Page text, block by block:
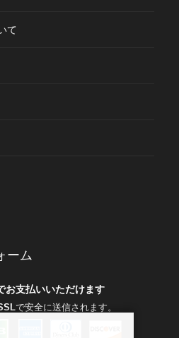
て
ーム
お支払いいただけます
で安全に送信されます。